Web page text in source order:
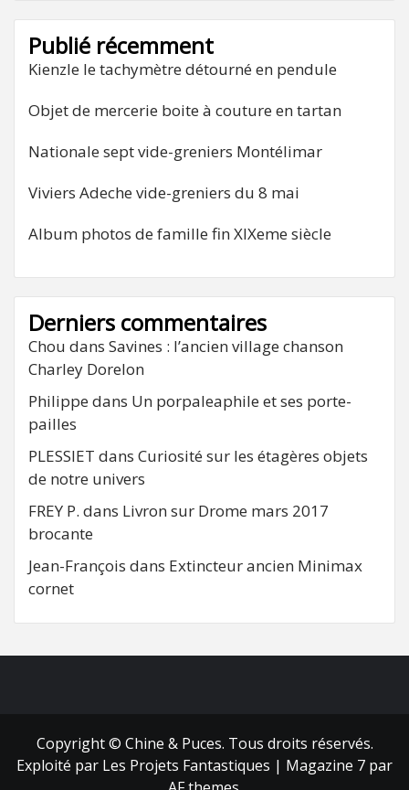
Publié récemment
Kienzle le tachymètre détourné en pendule
Objet de mercerie boite à couture en tartan
Nationale sept vide-greniers Montélimar
Viviers Adeche vide-greniers du 8 mai
Album photos de famille fin XIXeme siècle
Derniers commentaires
Chou dans Savines : l’ancien village chanson
Charley Dorelon
Philippe dans Un porpaleaphile et ses porte-
pailles
PLESSIET dans Curiosité sur les étagères objets
de notre univers
FREY P. dans Livron sur Drome mars 2017
brocante
Jean-François dans Extincteur ancien Minimax
cornet
Copyright © Chine & Puces. Tous droits réservés.
Exploité par Les Projets Fantastiques | Magazine 7 par